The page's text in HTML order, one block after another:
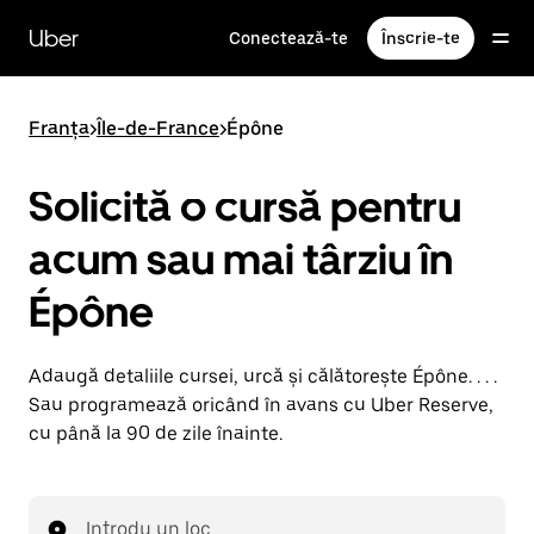
direct
conținutul
principal
Uber Conectează-te Înscrie-te
Franța>Île-de-France>Épône
Solicită o cursă pentru
acum sau mai târziu în
Épône
Adaugă detaliile cursei, urcă și călătorește Épône. . . .
Sau programează oricând în avans cu Uber Reserve,
cu până la 90 de zile înainte.
Introdu un loc